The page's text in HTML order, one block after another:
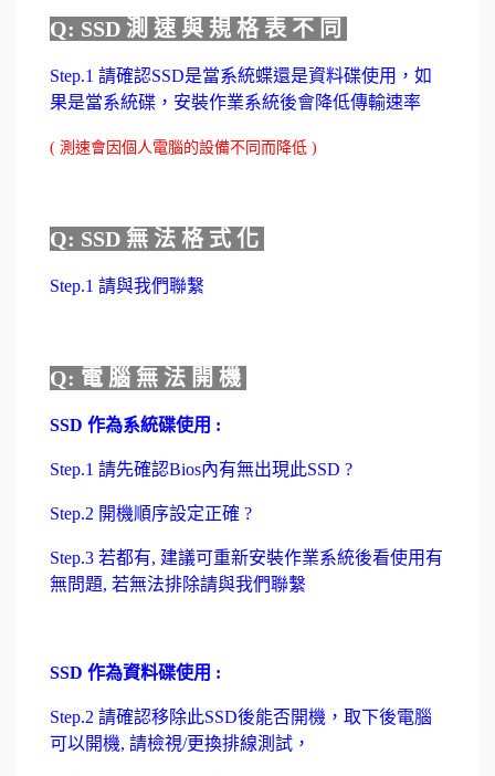
Q: SSD 測 速 與 規 格 表 不 同
Step.1 請確認SSD是當系統蝶還是資料碟使用，如
果是當系統碟，安裝作業系統後會降低傳輸速率
( 測速會因個人電腦的設備不同而降低 )
Q: SSD 無 法 格 式 化
Step.1 請與我們聯繫
Q: 電 腦 無 法 開 機
SSD 作為系統碟使用 :
Step.1 請先確認Bios內有無出現此SSD ?
Step.2 開機順序設定正確 ?
Step.3 若都有, 建議可重新安裝作業系統後看使用有
無問題, 若無法排除請與我們聯繫
SSD 作為資料碟使用 :
Step.2 請確認移除此SSD後能否開機，取下後電腦
可以開機, 請檢視/更換排線測試，